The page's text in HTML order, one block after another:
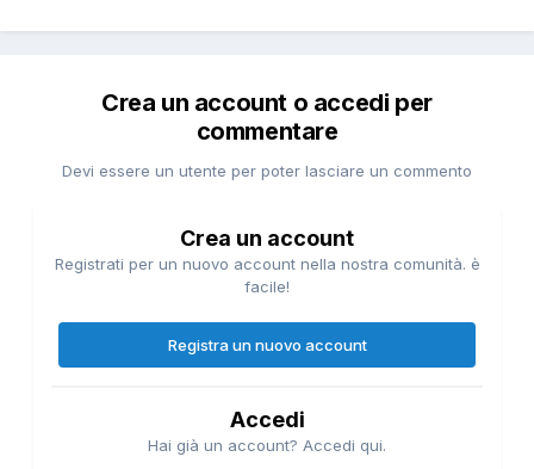
Crea un account o accedi per
commentare
Devi essere un utente per poter lasciare un commento
Crea un account
Registrati per un nuovo account nella nostra comunità. è
facile!
Registra un nuovo account
Accedi
Hai già un account? Accedi qui.